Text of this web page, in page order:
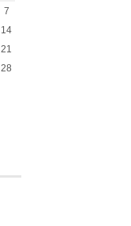
7
14
21
28